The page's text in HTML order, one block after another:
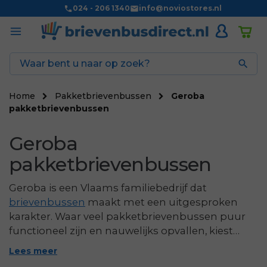
024 - 206 1340 info@noviostores.nl

Home Pakketbrievenbussen
Geroba
pakketbrievenbussen
Geroba
pakketbrievenbussen
Geroba is een Vlaams familiebedrijf dat
brievenbussen maakt met een uitgesproken
karakter. Waar veel pakketbrievenbussen puur
functioneel zijn en nauwelijks opvallen, kiest
Geroba bewust voor materialen en een stijl die
Lees meer